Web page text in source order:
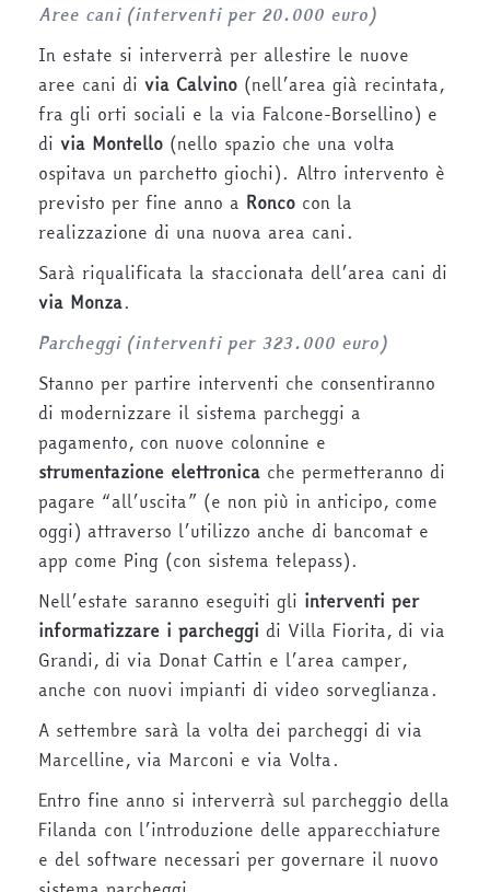
Aree cani (interventi per 20.000 euro)
In estate si interverrà per allestire le nuove
aree cani di via Calvino (nell’area già recintata,
fra gli orti sociali e la via Falcone-Borsellino) e
di via Montello (nello spazio che una volta
ospitava un parchetto giochi). Altro intervento è
previsto per fine anno a Ronco con la
realizzazione di una nuova area cani.
Sarà riqualificata la staccionata dell’area cani di
via Monza.
Parcheggi (interventi per 323.000 euro)
Stanno per partire interventi che consentiranno
di modernizzare il sistema parcheggi a
pagamento, con nuove colonnine e
strumentazione elettronica che permetteranno di
pagare “all’uscita” (e non più in anticipo, come
oggi) attraverso l’utilizzo anche di bancomat e
app come Ping (con sistema telepass).
Nell’estate saranno eseguiti gli interventi per
informatizzare i parcheggi di Villa Fiorita, di via
Grandi, di via Donat Cattin e l’area camper,
anche con nuovi impianti di video sorveglianza.
A settembre sarà la volta dei parcheggi di via
Marcelline, via Marconi e via Volta.
Entro fine anno si interverrà sul parcheggio della
Filanda con l’introduzione delle apparecchiature
e del software necessari per governare il nuovo